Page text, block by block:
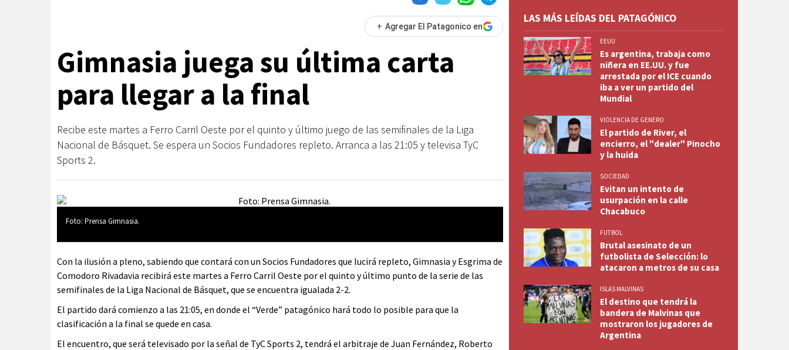
+ Agregar El Patagonico en
Gimnasia juega su última carta
para llegar a la final
Recibe este martes a Ferro Carril Oeste por el quinto y último juego de las semifinales de la Liga
Nacional de Básquet. Se espera un Socios Fundadores repleto. Arranca a las 21:05 y televisa TyC
Sports 2.
Foto: Prensa Gimnasia.
Con la ilusión a pleno, sabiendo que contará con un Socios Fundadores que lucirá repleto, Gimnasia y Esgrima de
Comodoro Rivadavia recibirá este martes a Ferro Carril Oeste por el quinto y último punto de la serie de las
semifinales de la Liga Nacional de Básquet, que se encuentra igualada 2-2.
El partido dará comienzo a las 21:05, en donde el “Verde” patagónico hará todo lo posible para que la
clasificación a la final se quede en casa.
El encuentro, que será televisado por la señal de TyC Sports 2, tendrá el arbitraje de Juan Fernández, Roberto
LAS MÁS LEÍDAS DEL PATAGÓNICO
EEUU
Es argentina, trabaja como
niñera en EE.UU. y fue
arrestada por el ICE cuando
iba a ver un partido del
Mundial
VIOLENCIA DE GENERO
El partido de River, el
encierro, el "dealer" Pinocho
y la huida
SOCIEDAD
Evitan un intento de
usurpación en la calle
Chacabuco
FUTBOL
Brutal asesinato de un
futbolista de Selección: lo
atacaron a metros de su casa
ISLAS MALVINAS
El destino que tendrá la
bandera de Malvinas que
mostraron los jugadores de
Argentina